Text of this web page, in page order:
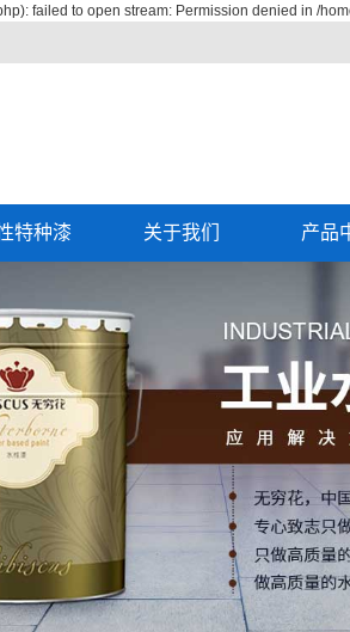
failed to open stream: Permission denied in /
特种漆 关于我们 产品